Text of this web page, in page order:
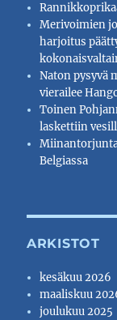
Merivoimien
harjoitus
Naton pysyvä
vierailee
Toinen
laskettiin
Belgiassa
ARKISTOT
kesäkuu 2026
maaliskuu
joulukuu 2025